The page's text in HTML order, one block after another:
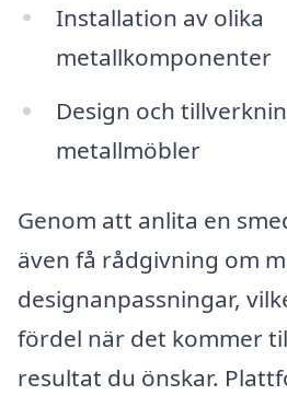
Installation av olika
metallkomponenter
Design och
metallmöbler
Genom att anlita en
även få rådgivning om
designanpassningar,
fördel när det kommer
resultat du önskar.